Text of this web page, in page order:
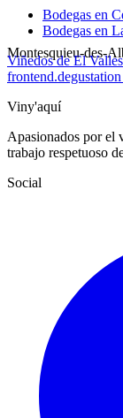
Montesquieu-des-
Bodegas en
Bodegas en
Viñedos de El
Viny'aquí
Apasionados por el
trabajo respetuoso
Social